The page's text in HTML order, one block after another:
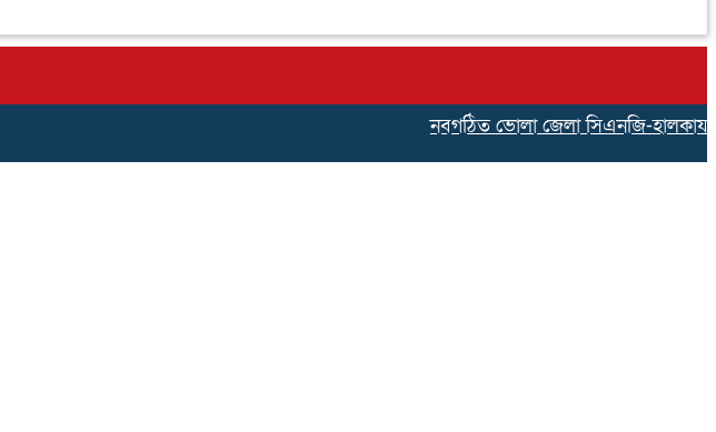
নবগঠিত ভোলা জেলা সিএনজি-হালকাযান